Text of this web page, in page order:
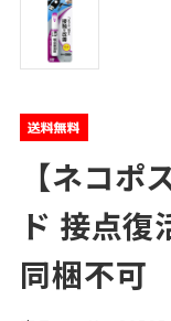
【ネコポ
ド 接点復
同梱不可